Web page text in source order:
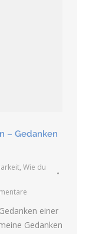
– Gedanken
, Wie du
einer
Gedanken